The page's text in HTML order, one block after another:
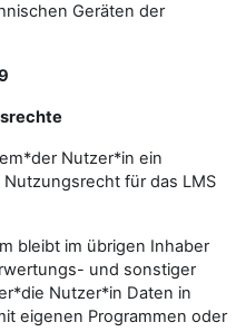
Geräten der
Nutzer*in ein
für das LMS
bleibt im übrigen Inhaber
und sonstiger
Nutzer*in Daten in
eigenen Programmen oder